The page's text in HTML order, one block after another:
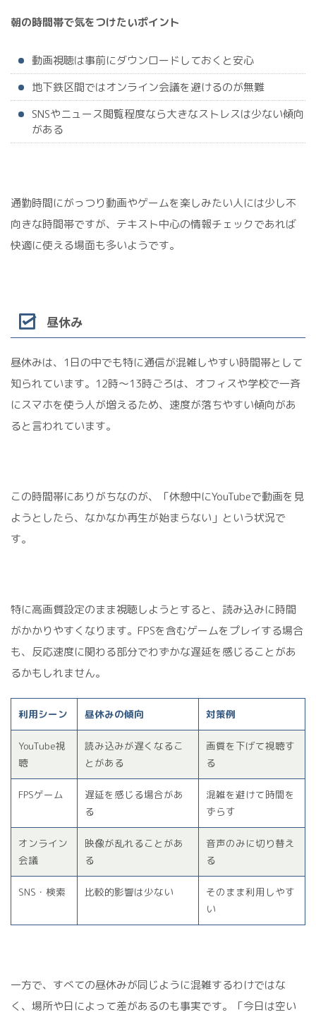
朝の時間帯で気をつけたいポイント
動画視聴は事前にダウンロードしておくと安心
地下鉄区間ではオンライン会議を避けるのが無難
SNSやニュース閲覧程度なら大きなストレスは少ない傾向
がある
通勤時間にがっつり動画やゲームを楽しみたい人には少し不
向きな時間帯ですが、テキスト中心の情報チェックであれば
快適に使える場面も多いようです。
昼休み
昼休みは、1日の中でも特に通信が混雑しやすい時間帯として
知られています。12時〜13時ごろは、オフィスや学校で一斉
にスマホを使う人が増えるため、速度が落ちやすい傾向があ
ると言われています。
この時間帯にありがちなのが、「休憩中にYouTubeで動画を見
ようとしたら、なかなか再生が始まらない」という状況で
す。
特に高画質設定のまま視聴しようとすると、読み込みに時間
がかかりやすくなります。FPSを含むゲームをプレイする場合
も、反応速度に関わる部分でわずかな遅延を感じることがあ
るかもしれません。
利用シーン 昼休みの傾向 対策例
YouTube視
聴
読み込みが遅くなるこ
とがある
画質を下げて視聴す
る
FPSゲーム
遅延を感じる場合があ
る
混雑を避けて時間を
ずらす
オンライン
会議
映像が乱れることがあ
る
音声のみに切り替え
る
SNS・検索 比較的影響は少ない
そのまま利用しやす
い
一方で、すべての昼休みが同じように混雑するわけではな
く、場所や日によって差があるのも事実です。「今日は空い